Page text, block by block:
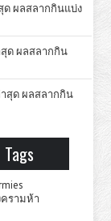
ด ผลสลากกินแบ่ง
สุด ผลสลากกิน
าสุด ผลสลากกิน
Tags
ครามห้า